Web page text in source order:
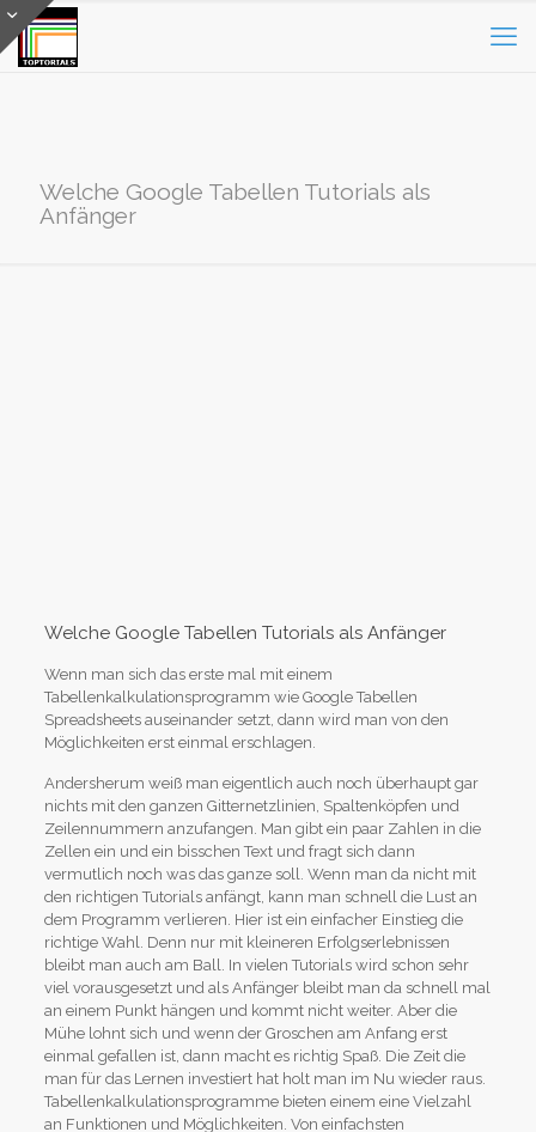
Welche Google Tabellen Tutorials als
Anfänger
Welche Google Tabellen Tutorials als Anfänger
Wenn man sich das erste mal mit einem
Tabellenkalkulationsprogramm wie Google Tabellen
Spreadsheets auseinander setzt, dann wird man von den
Möglichkeiten erst einmal erschlagen.
Andersherum weiß man eigentlich auch noch überhaupt gar
nichts mit den ganzen Gitternetzlinien, Spaltenköpfen und
Zeilennummern anzufangen. Man gibt ein paar Zahlen in die
Zellen ein und ein bisschen Text und fragt sich dann
vermutlich noch was das ganze soll. Wenn man da nicht mit
den richtigen Tutorials anfängt, kann man schnell die Lust an
dem Programm verlieren. Hier ist ein einfacher Einstieg die
richtige Wahl. Denn nur mit kleineren Erfolgserlebnissen
bleibt man auch am Ball. In vielen Tutorials wird schon sehr
viel vorausgesetzt und als Anfänger bleibt man da schnell mal
an einem Punkt hängen und kommt nicht weiter. Aber die
Mühe lohnt sich und wenn der Groschen am Anfang erst
einmal gefallen ist, dann macht es richtig Spaß. Die Zeit die
man für das Lernen investiert hat holt man im Nu wieder raus.
Tabellenkalkulationsprogramme bieten einem eine Vielzahl
an Funktionen und Möglichkeiten. Von einfachsten